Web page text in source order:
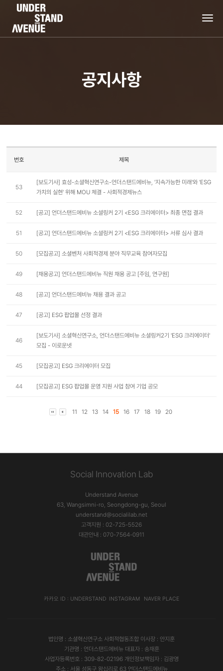
공지사항
번호 제목
53
[보도기사] 효성-소셜혁신연구소-언더스탠드에비뉴, '지속가능한 미래'와 'ESG
가치의 실현' 위해 MOU 체결 - 사회적경제뉴스
52 [공고] 언더스탠드에비뉴 소셜링커 2기 <ESG 크리에이터> 최종 면접 결과
51 [공고] 언더스탠드에비뉴 소셜링커 2기 <ESG 크리에이터> 서류 심사 결과
50 [모집공고] 소셜벤처 사회적경제 분야 직무교육 참여자모집
49 [채용공고] 언더스탠드에비뉴 직원 채용 공고 [주임, 연구원]
48 [공고] 언더스탠드에비뉴 채용 결과 공고
47 [공고] ESG 팝업몰 선정 결과
46
[보도기사] 소셜혁신연구소, 언더스탠드에비뉴 소셜링커2기 'ESG 크리에이터'
모집 - 이로운넷
45 [모집공고] ESG 크리에이터 모집
44 [모집공고] ESG 팝업몰 운영 지원 사업 참여 기업 공모
11 12 13 14 15 16 17 18 19 20
Social Innovation Lab
Understand Avenue
63, Wangsimni-ro, Seongdong-gu, Seoul
understand@socialilab.net
고객지원 : 02-725-5526
대관안내 : 070-7564-0911
카카오 ID : UNDERSTAND INSTAGRAM NAVER PLACE
법인명 : 소셜혁신연구소 사회적협동조합 이사장 : 안지훈
기관명 : 언더스탠드에비뉴 대표자 : 송재훈
사업자등록번호 : 309-82-02196 개인정보책임자 : 김광영
주소 : 서울 성동구 왕십리로 63 언더스탠드에비뉴